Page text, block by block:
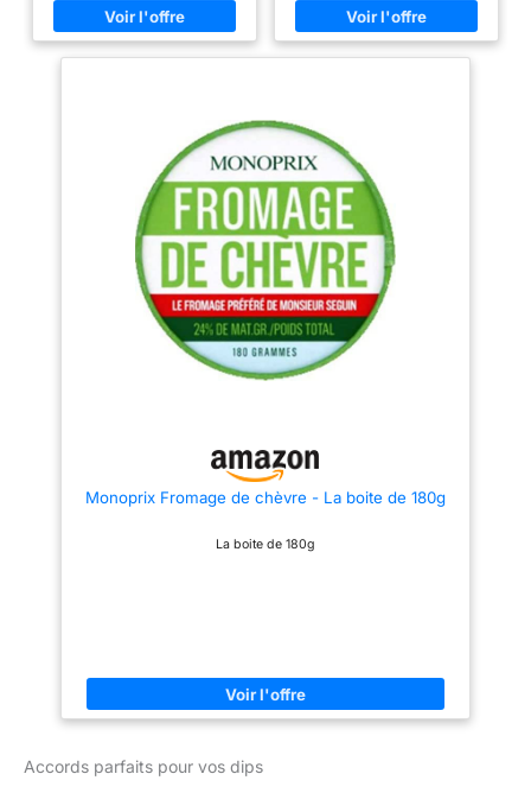
petit plaisir simple et
authentique, qui fait toujours
son effet… à croquer sans
modération ! ALLERGÈNES:
Monoprix Fromage de chèvre - La boite de 180g
La boite de 180g
Accords parfaits pour vos dips